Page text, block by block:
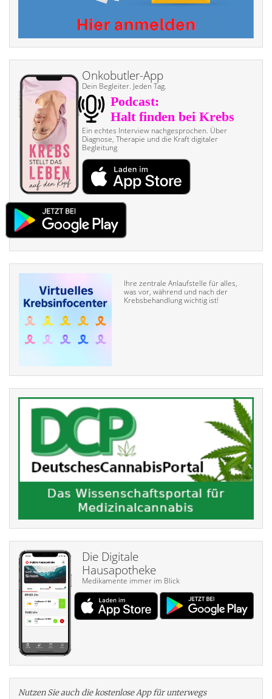
Onkobutler-App
Dein Begleiter. Jeden Tag.
Ein echtes Interview nach­gesprochen. Über
Diagnose, Therapie und die Kraft digitaler
Begleitung
Ihre zentrale Anlaufstelle für alles,
was vor, während und nach der
Krebsbehandlung wichtig ist!
Die Digitale
Hausapotheke
Medikamente immer im Blick
Nutzen Sie auch die kosten­lose App für unterwegs